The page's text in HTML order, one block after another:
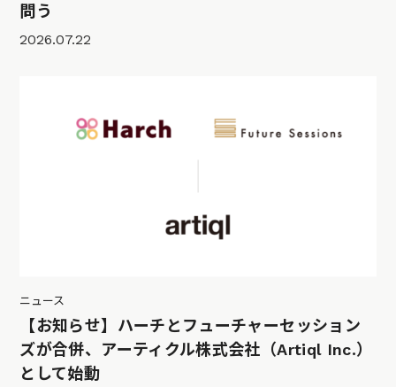
問う
2026.07.22
ニュース
【お知らせ】ハーチとフューチャーセッション
ズが合併、アーティクル株式会社（Artiql Inc.）
として始動